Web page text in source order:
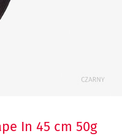
In 45 cm 50g